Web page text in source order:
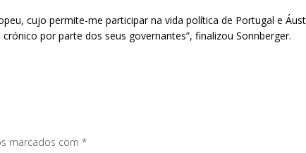
cujo permite-me participar na vida política de Portugal e
por parte dos seus governantes”, finalizou Sonnberger.
marcados com *